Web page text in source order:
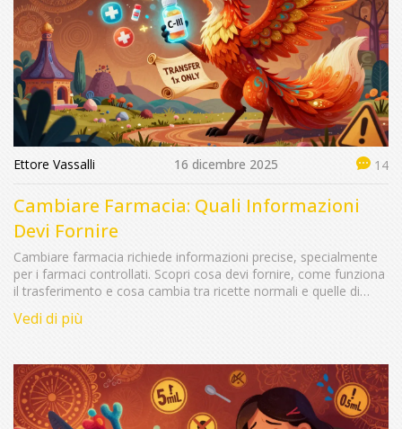
Ettore Vassalli 16 dicembre 2025 14
Cambiare Farmacia: Quali Informazioni
Devi Fornire
Cambiare farmacia richiede informazioni precise, specialmente
per i farmaci controllati. Scopri cosa devi fornire, come funziona
il trasferimento e cosa cambia tra ricette normali e quelle di
Vedi di più